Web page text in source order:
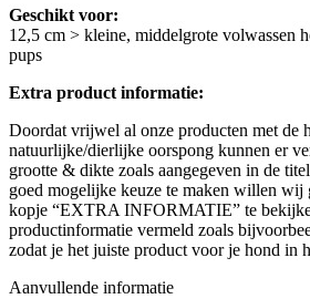
Geschikt voor:
12,5 cm > kleine, middelgrote volwassen
pups
Extra product informatie:
Doordat vrijwel al onze producten met de
natuurlijke/dierlijke oorspong kunnen er
grootte & dikte zoals aangegeven in de
goed mogelijke keuze te maken willen wij
kopje “EXTRA INFORMATIE” te
productinformatie vermeld zoals
zodat je het juiste product voor je hond in
Aanvullende informatie